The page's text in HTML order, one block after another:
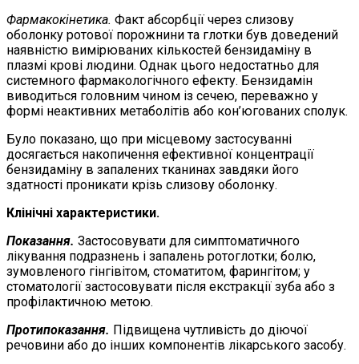
Фармакокінетика. Факт абсорбції через слизову
оболонку ротової порожнини та глотки був доведений
наявністю вимірюваних кількостей бензидаміну в
плазмі крові людини. Однак цього недостатньо для
системного фармакологічного ефекту. Бензидамін
виводиться головним чином із сечею, переважно у
формі неактивних метаболітів або кон’югованих сполук.
Було показано, що при місцевому застосуванні
досягається накопичення ефективної концентрації
бензидаміну в запалених тканинах завдяки його
здатності проникати крізь слизову оболонку.
Клінічні характеристики.
Показання. Застосовувати для симптоматичного
лікування подразнень і запалень ротоглотки; болю,
зумовленого гінгівітом, стоматитом, фарингітом; у
стоматології застосовувати після екстракції зуба або з
профілактичною метою.
Протипоказання. Підвищена чутливість до діючої
речовини або до інших компонентів лікарського засобу.